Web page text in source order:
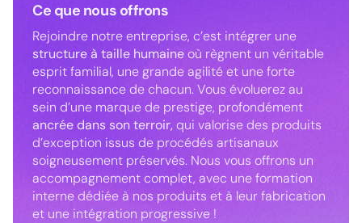
Ce que nous offrons
Rejoindre notre entreprise, c’est intégrer une
structure à taille humaineoù règnent un véritable
esprit familial, une grande agilité et une forte
reconnaissance de chacun. Vous évoluerez au
sein d’une marque de prestige, profondément
ancrée dans son terroir,qui valorise des produits
d’exception issus de procédés artisanaux
soigneusement préservés. Nous vous offrons un
accompagnement complet, avec une formation
interne dédiée à nos produits et à leur fabrication
et une intégration progressive !